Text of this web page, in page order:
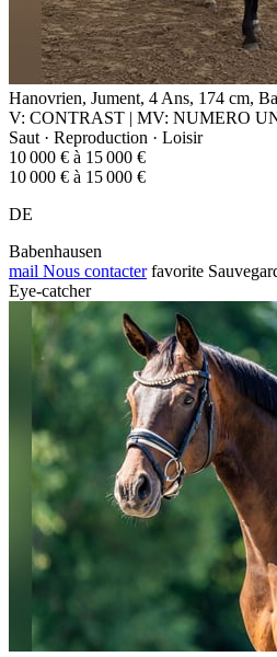
Hanovrien, Jument, 4 Ans, 174 cm,
V: CONTRAST | MV: NUMERO
Saut · Reproduction · Loisir
10 000 € à 15 000 €
10 000 € à 15 000 €
DE
Babenhausen
mail Nous contacter favorite
Eye-catcher